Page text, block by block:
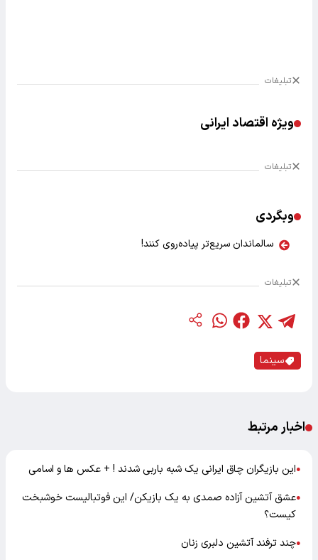
تبلیغات
ویژه اقتصاد ایرانی
تبلیغات
وبگردی
سالماندان سریع‌تر پیاده‌روی کنند!
تبلیغات
سینما
اخبار مرتبط
●این بازیگران چاق ایرانی یک شبه باربی شدند ! + عکس ها و اسامی
●عشق آتشین آزاده صمدی به یک بازیکن/ این فوتبالیست خوشبخت
کیست؟
●چند ترفند آتشین دلبری زنان